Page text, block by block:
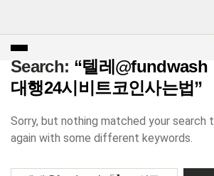
Search: “텔레@fundwash
대행24시비트코인사는법”
Sorry, but nothing matched your search
again with some different keywords.